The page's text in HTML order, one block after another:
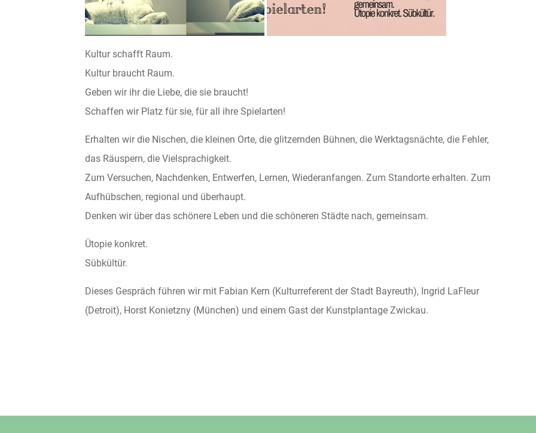
Kultur schafft Raum.
Kultur braucht Raum.
Geben wir ihr die Liebe, die sie braucht!
Schaffen wir Platz für sie, für all ihre Spielarten!
Erhalten wir die Nischen, die kleinen Orte, die glitzernden Bühnen, die Werktagsnächte, die Fehler,
das Räuspern, die Vielsprachigkeit.
Zum Versuchen, Nachdenken, Entwerfen, Lernen, Wiederanfangen. Zum Standorte erhalten. Zum
Aufhübschen, regional und überhaupt.
Denken wir über das schönere Leben und die schöneren Städte nach, gemeinsam.
Ütopie konkret.
Sübkültür.
Dieses Gespräch führen wir mit Fabian Kern (Kulturreferent der Stadt Bayreuth), Ingrid LaFleur
(Detroit), Horst Konietzny (München) und einem Gast der Kunstplantage Zwickau.